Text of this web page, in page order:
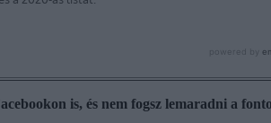
is, és nem fogsz lemaradni a